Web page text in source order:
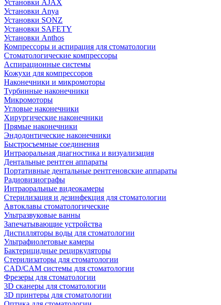
Установки AJAX
Установки Anya
Установки SONZ
Установки SAFETY
Установки Anthos
Компрессоры и аспирация для стоматологии
Стоматологические компрессоры
Аспирационные системы
Кожухи для компрессоров
Наконечники и микромоторы
Турбинные наконечники
Микромоторы
Угловые наконечники
Хирургические наконечники
Прямые наконечники
Эндодонтические наконечники
Быстросъемные соединения
Интраоральная диагностика и визуализация
Дентальные рентген аппараты
Портативные дентальные рентгеновские аппараты
Радиовизиографы
Интраоральные видеокамеры
Стерилизация и дезинфекция для стоматологии
Автоклавы стоматологические
Ультразвуковые ванны
Запечатывающие устройства
Дистилляторы воды для стоматологии
Ультрафиолетовые камеры
Бактерицидные рециркуляторы
Стерилизаторы для стоматологии
CAD/CAM системы для стоматологии
Фрезеры для стоматологии
3D cканеры для стоматологии
3D принтеры для стоматологии